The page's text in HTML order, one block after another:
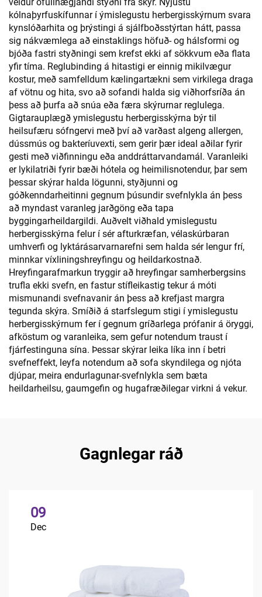
kólnaþyrfuskífunnar í ýmislegustu herbergisskýrnum svara
kynslóðarhita og þrýstingi á sjálfboðsstýrtan hátt, passa
sig nákvæmlega að einstaklings höfuð- og hálsformi og
bjóða fastri styðningi sem krefst ekki af sökkvum eða flata
yfir tíma. Reglubinding á hitastigi er einnig mikilvægur
kostur, með samfelldum kælingartækni sem virkilega draga
af vötnu og hita, svo að sofandi halda sig viðhorfsríða án
þess að þurfa að snúa eða færa skýrurnar reglulega.
Gigtarauplægð ymislegustu herbergisskýrna býr til
heilsufæru sófngervi með því að varðast algeng allergen,
dússmús og bakteríuvexti, sem gerir þær ideal aðilar fyrir
gesti með viðfinningu eða anddráttarvandamál. Varanleiki
er lykilatriði fyrir bæði hótela og heimilisnotendur, þar sem
þessar skýrar halda lögunni, styðjunni og
góðkenndarheitinni gegnum þúsundir svefnlykla án þess
að myndast varanleg jarðgöng eða tapa
byggingarheildargildi. Auðvelt viðhald ymislegustu
herbergisskýrna felur í sér afturkræfan, vélaskúrbaran
umhverfi og lyktárásarvarnarefni sem halda sér lengur frí,
minnkar víxliningshreyfingu og heildarkostnað.
Hreyfingarafmarkun tryggir að hreyfingar samherbergsins
trufla ekki svefn, en fastur stífleikastig tekur á móti
mismunandi svefnavanir án þess að krefjast margra
tegunda skýra. Smíðið á starfslegum stigi í ymislegustu
herbergisskýrnum fer í gegnum gríðarlega prófanir á öryggi,
afköstum og varanleika, sem gefur notendum traust í
fjárfestinguna sína. Þessar skýrar leika líka inn í betri
svefneffekt, leyfa notendum að sofa skyndilega og njóta
djúpar, meira endurlagunar-svefnlykla sem bæta
heildarheilsu, gaumgefin og hugafræðilegar virkni á vekur.
Gagnlegar ráð
09
Dec